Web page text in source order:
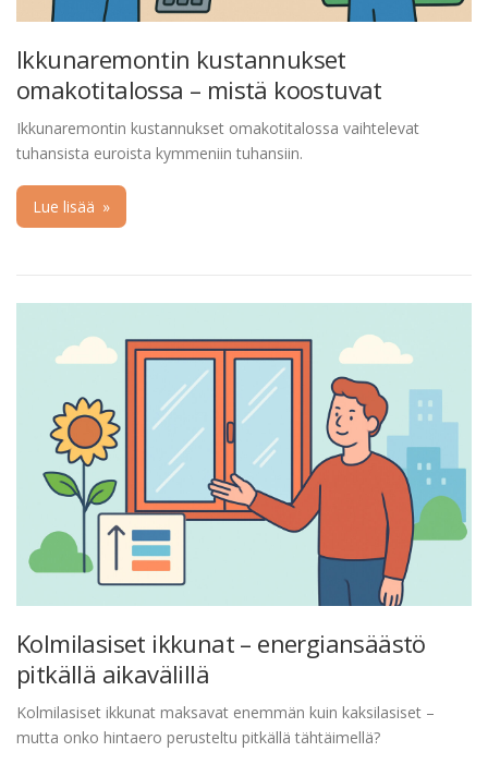
Ikkunaremontin kustannukset
omakotitalossa – mistä koostuvat
Ikkunaremontin kustannukset omakotitalossa vaihtelevat
tuhansista euroista kymmeniin tuhansiin.
Lue lisää »
Kolmilasiset ikkunat – energiansäästö
pitkällä aikavälillä
Kolmilasiset ikkunat maksavat enemmän kuin kaksilasiset –
mutta onko hintaero perusteltu pitkällä tähtäimellä?